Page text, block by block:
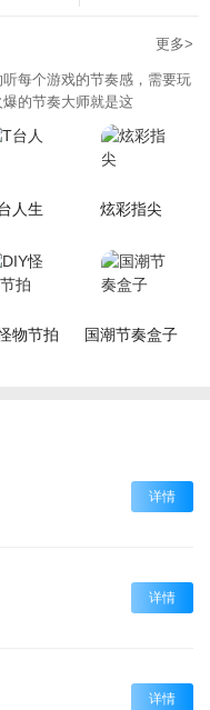
更多>
每个游戏的节奏感，需要玩
的节奏大师就是这
人生 炫彩指尖
物节拍 国潮节奏盒子
详情
详情
详情